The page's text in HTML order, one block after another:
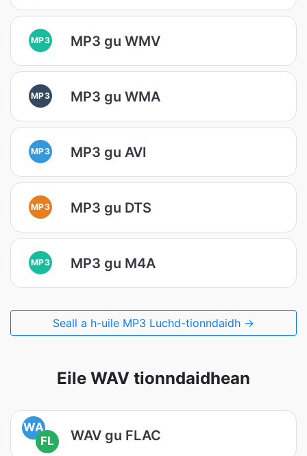
MP3 MP3 gu WMV
MP3 MP3 gu WMA
MP3 MP3 gu AVI
MP3 MP3 gu DTS
MP3 MP3 gu M4A
Seall a h-uile MP3 Luchd-tionndaidh →
Eile WAV tionndaidhean
WA
FL
WAV gu FLAC